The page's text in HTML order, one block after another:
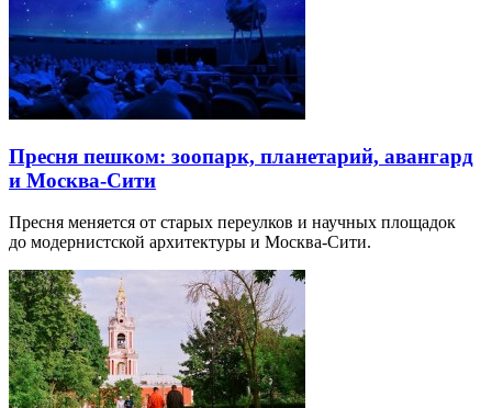
Пресня пешком: зоопарк, планетарий, авангард
и Москва-Сити
Пресня меняется от старых переулков и научных площадок
до модернистской архитектуры и Москва-Сити.